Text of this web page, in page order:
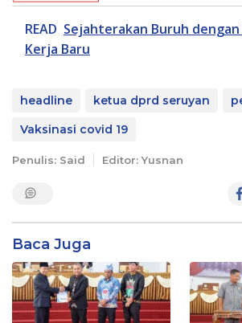
READ Sejahterakan Buruh dengan
Kerja Baru
headline ketua dprd seruyan
Vaksinasi covid 19
Penulis: Said Editor: Yusnan
Baca Juga